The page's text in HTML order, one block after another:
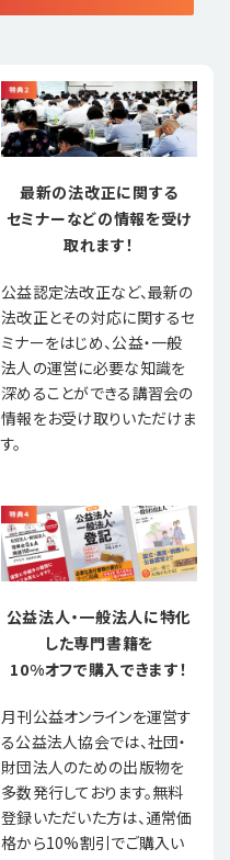
最新の法改正に関する
セミナーなどの情報を受け
取れます！
公益認定法改正など、最新の
法改正とその対応に関するセ
ミナーをはじめ、公益・一般
法人の運営に必要な知識を
深めることができる講習会の
情報をお受け取りいただけま
す。
公益法人・一般法人に特化
した専門書籍を
10%オフで購入できます！
月刊公益オンラインを運営す
る公益法人協会では、社団・
財団法人のための出版物を
多数発行しております。無料
登録いただいた方は、通常価
格から10%割引でご購入い